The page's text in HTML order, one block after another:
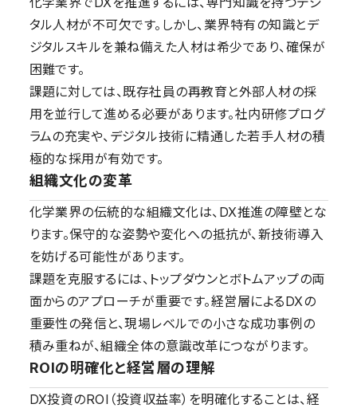
タル人材が不可欠です。しかし、業界特有の知識とデ
ジタルスキルを兼ね備えた人材は希少であり、確保が
困難です。
課題に対しては、既存社員の再教育と外部人材の採
用を並行して進める必要があります。社内研修プログ
ラムの充実や、デジタル技術に精通した若手人材の積
極的な採用が有効です。
組織文化の変革
化学業界の伝統的な組織文化は、DX推進の障壁とな
ります。保守的な姿勢や変化への抵抗が、新技術導入
を妨げる可能性があります。
課題を克服するには、トップダウンとボトムアップの両
面からのアプローチが重要です。経営層によるDXの
重要性の発信と、現場レベルでの小さな成功事例の
積み重ねが、組織全体の意識改革につながります。
ROIの明確化と経営層の理解
DX投資のROI（投資収益率）を明確化することは、経